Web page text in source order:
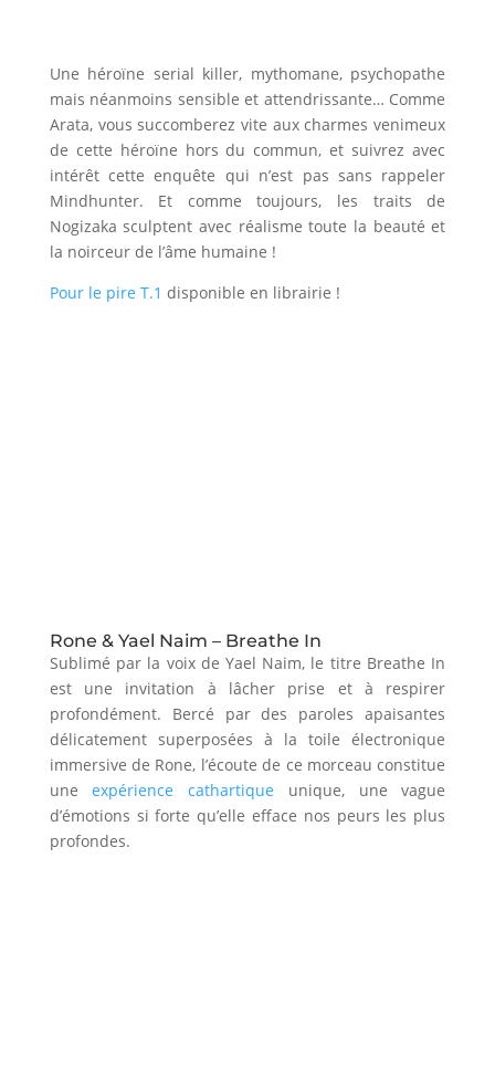
Une héroïne serial killer, mythomane, psychopathe
mais néanmoins sensible et attendrissante… Comme
Arata, vous succomberez vite aux charmes venimeux
de cette héroïne hors du commun, et suivrez avec
intérêt cette enquête qui n’est pas sans rappeler
Mindhunter. Et comme toujours, les traits de
Nogizaka sculptent avec réalisme toute la beauté et
la noirceur de l’âme humaine !
Pour le pire T.1 disponible en librairie !
Rone & Yael Naim – Breathe In
Sublimé par la voix de Yael Naim, le titre Breathe In
est une invitation à lâcher prise et à respirer
profondément. Bercé par des paroles apaisantes
délicatement superposées à la toile électronique
immersive de Rone, l’écoute de ce morceau constitue
uneexpérience cathartique unique, une vague
d’émotions si forte qu’elle efface nos peurs les plus
profondes.